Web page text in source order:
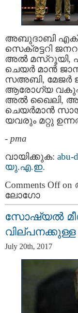
അബുദാബി
സെക്രട്ടറി
അൽ മസ്‌റൂയി,
ചെയർ മാൻ
സഅബി, മേജർ
ആരോഗ്യ വകുപ്പ്
അല്‍ ഖൈലി,
ചെയര്‍മാന്‍
യവരും മറ്റു
- pma
വായിക്കുക: abu-
യു.എ.ഇ.
Comments Offon
ലോഗോ
സോഷ്യല്‍
July 20th, 2017